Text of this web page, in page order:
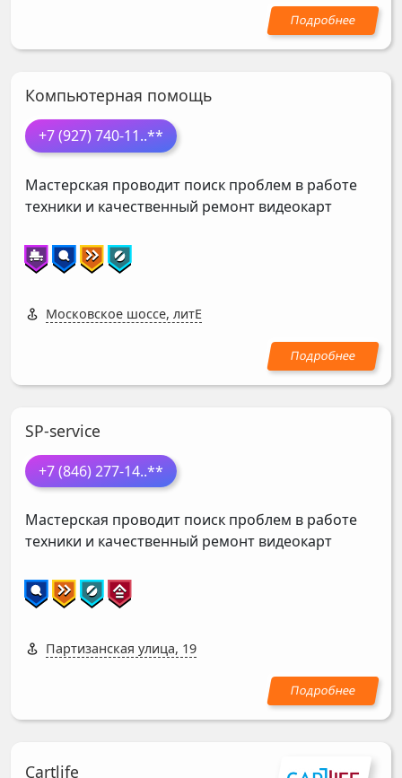
Компьютерная помощь
+7 (927) 740-11..**
Мастерская проводит поиск проблем в работе
техники и качественный ремонт видеокарт
Московское шоссе, литЕ
SP-service
+7 (846) 277-14..**
Мастерская проводит поиск проблем в работе
техники и качественный ремонт видеокарт
Партизанская улица, 19
Cartlife